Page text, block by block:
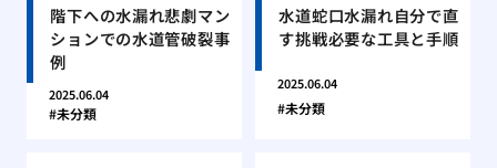
階下への水漏れ悲劇マン
ションでの水道管破裂事
例
2025.06.04
未分類
水道蛇口水漏れ自分で直
す挑戦必要な工具と手順
2025.06.04
未分類